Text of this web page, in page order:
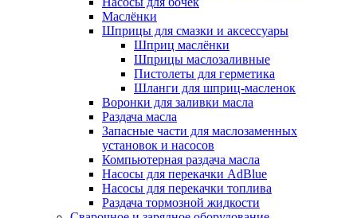
Маслёнки
Шприцы для смазки и аксессуары
Шприц маслёнки
Шприцы маслозаливные
Пистолеты для герметика
Шланги для шприц-масленок
Воронки для заливки масла
Раздача масла
Запасные части для маслозаменных
установок и насосов
Компьютерная раздача масла
Насосы для перекачки AdBlue
Насосы для перекачки топлива
Раздача тормозной жидкости